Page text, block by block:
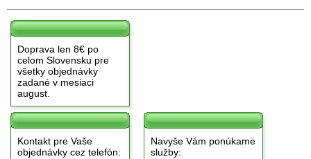
Doprava len 8€ po
celom Slovensku pre
všetky objednávky
zadané v mesiaci
august.
Kontakt pre Vaše
objednávky cez telefón:
Navyše Vám ponúkame
služby: